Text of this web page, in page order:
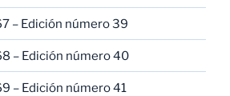
– Edición número 39
– Edición número 40
– Edición número 41